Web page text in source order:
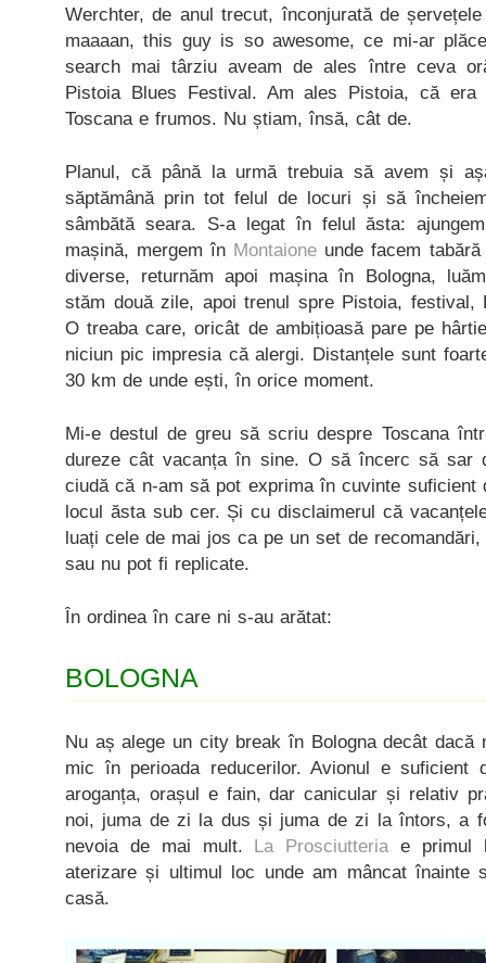
Werchter, de anul trecut, înconjurată de
maaaan, this guy is so awesome, ce mi-ar
search mai târziu aveam de ales între ceva
Pistoia Blues Festival. Am ales Pistoia, că
Toscana e frumos. Nu știam, însă, cât de.
Planul, că până la urmă trebuia să avem și
săptămână prin tot felul de locuri și să
sâmbătă seara. S-a legat în felul ăsta:
mașină, mergem în Montaione unde facem
diverse, returnăm apoi mașina în Bologna,
stăm două zile, apoi trenul spre Pistoia, festival,
O treaba care, oricât de ambițioasă pare pe
niciun pic impresia că alergi. Distanțele sunt
30 km de unde ești, în orice moment.
Mi-e destul de greu să scriu despre Toscana
dureze cât vacanța în sine. O să încerc să sar
ciudă că n-am să pot exprima în cuvinte suficient
locul ăsta sub cer. Și cu disclaimerul că
luați cele de mai jos ca pe un set de
sau nu pot fi replicate.
În ordinea în care ni s-au arătat:
BOLOGNA
Nu aș alege un city break în Bologna decât dacă
mic în perioada reducerilor. Avionul e
aroganța, orașul e fain, dar canicular și relativ
noi, juma de zi la dus și juma de zi la întors, a
nevoia de mai mult. La Prosciutteriae primul
aterizare și ultimul loc unde am mâncat înainte
casă.